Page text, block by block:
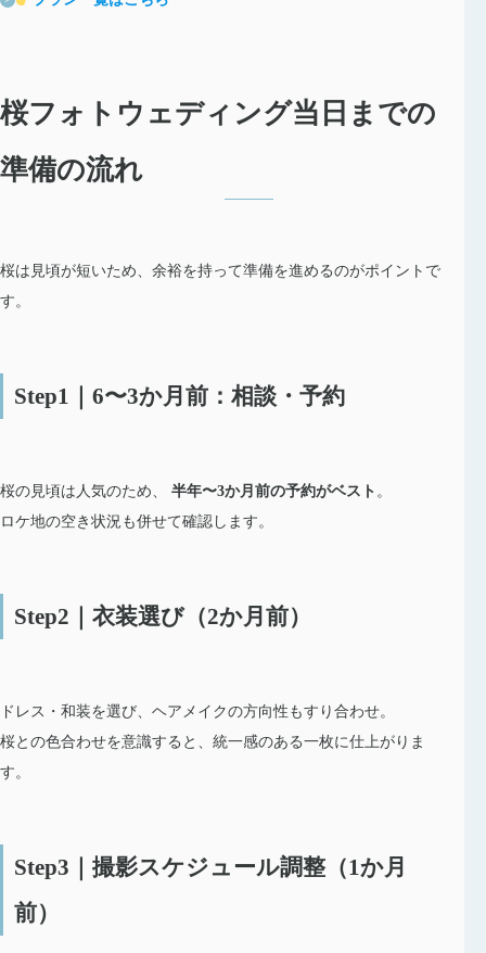
桜フォトウェディング当日までの
準備の流れ
桜は見頃が短いため、余裕を持って準備を進めるのがポイントで
す。
Step1｜6〜3か月前：相談・予約
桜の見頃は人気のため、 半年〜3か月前の予約がベスト 。
ロケ地の空き状況も併せて確認します。
Step2｜衣装選び（2か月前）
ドレス・和装を選び、ヘアメイクの方向性もすり合わせ。
桜との色合わせを意識すると、統一感のある一枚に仕上がりま
す。
Step3｜撮影スケジュール調整（1か月
前）